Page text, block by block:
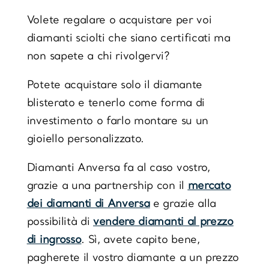
Volete regalare o acquistare per voi
diamanti sciolti che siano certificati ma
non sapete a chi rivolgervi?
Potete acquistare solo il diamante
blisterato e tenerlo come forma di
investimento o farlo montare su un
gioiello personalizzato.
Diamanti Anversa fa al caso vostro,
grazie a una partnership con il mercato
dei diamanti di Anversae grazie alla
possibilità di vendere diamanti al prezzo
di ingrosso. Sì, avete capito bene,
pagherete il vostro diamante a un prezzo